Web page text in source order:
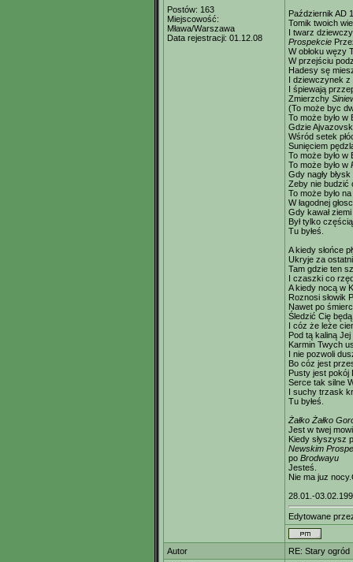
Postów: 163
Miejscowość:
Mława/Warszawa
Data rejestracji: 01.12.08
Październik AD
Tomik twoich
I twarz
Prospekcie
W obłoku węzy
W przejściu
Hadesy sę
I dziewczynek z
I śpiewają
Zmierzchy
(To może byc
To może było w
Gdzie
Wśród setek
Sunięciem
To może było w
To może było w
Gdy nagły
Zeby nie budzić
To może było
W łagodnej
Gdy kawał
Był tylko
Tu byłeś.
A kiedy słońce
Ukryje za
Tam gdzie ten
I czaszki co
A kiedy nocą w
Roznosi słowik
Nawet po
Śledzić Cię
I cóz że leże
Pod tą kaliną
Karmin Twych
I nie pozwoli
Bo cóz jest
Pusty jest pokój
Serce tak silne
I suchy trzask
Tu byłeś.
Żałko Żałko
Jest w twej
Kiedy słyszysz
Newskim
po Brodwayu
Jesteś.
Nie ma juz
28.01.-
Edytowane
Autor
RE: Stary ogród